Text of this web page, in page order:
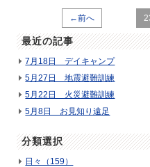
←前へ
最近の記事
7月18日 デイキャンプ
5月27日 地震避難訓練
5月22日 火災避難訓練
5月8日 お見知り遠足
分類選択
日々（159）